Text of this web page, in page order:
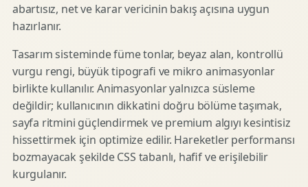
abartısız, net ve karar vericinin bakış açısına uygun
hazırlanır.
Tasarım sisteminde füme tonlar, beyaz alan, kontrollü
vurgu rengi, büyük tipografi ve mikro animasyonlar
birlikte kullanılır. Animasyonlar yalnızca süsleme
değildir; kullanıcının dikkatini doğru bölüme taşımak,
sayfa ritmini güçlendirmek ve premium algıyı kesintisiz
hissettirmek için optimize edilir. Hareketler performansı
bozmayacak şekilde CSS tabanlı, hafif ve erişilebilir
kurgulanır.